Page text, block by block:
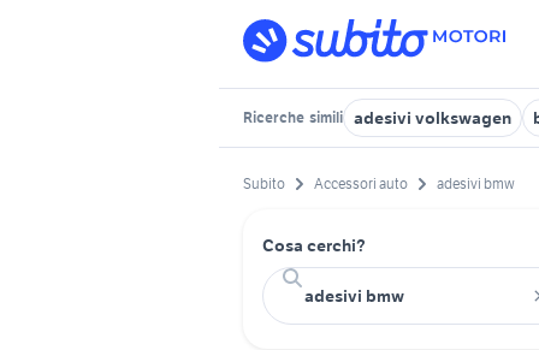
Ricerche simili adesivi volkswagen
Subito Accessori auto adesivi bmw
Cosa cerchi?